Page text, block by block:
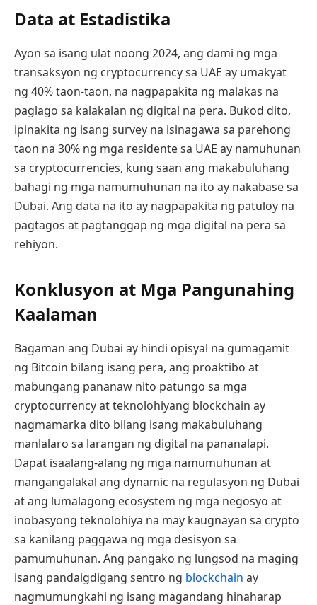
Data at Estadistika
Ayon sa isang ulat noong 2024, ang dami ng mga
transaksyon ng cryptocurrency sa UAE ay umakyat
ng 40% taon-taon, na nagpapakita ng malakas na
paglago sa kalakalan ng digital na pera. Bukod dito,
ipinakita ng isang survey na isinagawa sa parehong
taon na 30% ng mga residente sa UAE ay namuhunan
sa cryptocurrencies, kung saan ang makabuluhang
bahagi ng mga namumuhunan na ito ay nakabase sa
Dubai. Ang data na ito ay nagpapakita ng patuloy na
pagtagos at pagtanggap ng mga digital na pera sa
rehiyon.
Konklusyon at Mga Pangunahing
Kaalaman
Bagaman ang Dubai ay hindi opisyal na gumagamit
ng Bitcoin bilang isang pera, ang proaktibo at
mabungang pananaw nito patungo sa mga
cryptocurrency at teknolohiyang blockchain ay
nagmamarka dito bilang isang makabuluhang
manlalaro sa larangan ng digital na pananalapi.
Dapat isaalang-alang ng mga namumuhunan at
mangangalakal ang dynamic na regulasyon ng Dubai
at ang lumalagong ecosystem ng mga negosyo at
inobasyong teknolohiya na may kaugnayan sa crypto
sa kanilang paggawa ng mga desisyon sa
pamumuhunan. Ang pangako ng lungsod na maging
isang pandaigdigang sentro ng blockchain ay
nagmumungkahi ng isang magandang hinaharap